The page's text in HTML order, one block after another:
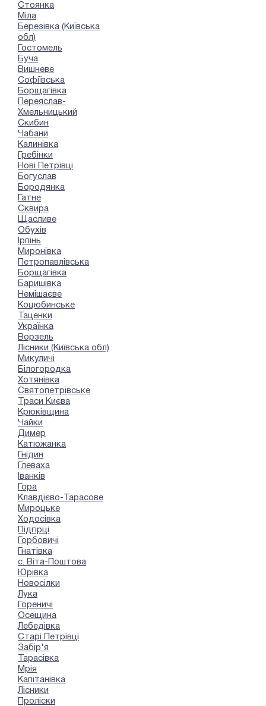
Стоянка
Міла
Березівка (Київська
обл)
Гостомель
Буча
Вишневе
Софіївська
Борщагівка
Переяслав-
Хмельницький
Скибин
Чабани
Калинівка
Гребінки
Нові Петрівці
Богуслав
Бородянка
Гатне
Сквира
Щасливе
Обухів
Ірпінь
Миронівка
Петропавлівська
Борщагівка
Баришівка
Немішаєве
Коцюбинське
Таценки
Українка
Ворзель
Лісники (Київська обл)
Микуличі
Білогородка
Хотянівка
Святопетрівське
Траси Києва
Крюківщина
Чайки
Димер
Катюжанка
Гнідин
Глеваха
Іванків
Гора
Клавдієво-Тарасове
Мироцьке
Ходосівка
Підгірці
Горбовичі
Гнатівка
с. Віта-Поштова
Юрівка
Новосілки
Лука
Гореничі
Осещина
Лебедівка
Старі Петрівці
Забір'я
Тарасівка
Мрія
Капітанівка
Лісники
Проліски